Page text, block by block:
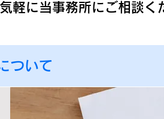
軽に当事務所にご相談く
ついて